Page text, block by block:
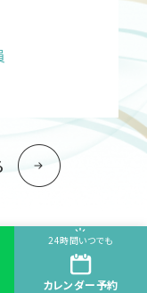
24時間いつでも
カレンダー予約